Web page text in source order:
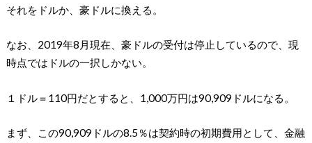
それをドルか、豪ドルに換える。
なお、2019年8月現在、豪ドルの受付は停止しているので、現
時点ではドルの一択しかない。
１ドル＝110円だとすると、1,000万円は90,909ドルになる。
まず、この90,909ドルの8.5％は契約時の初期費用として、金融